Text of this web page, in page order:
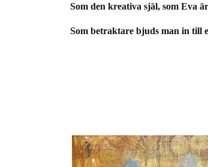
Som den kreativa själ, som Eva
Som betraktare bjuds man in till